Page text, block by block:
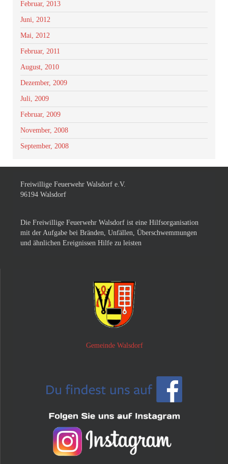
Februar, 2013
Juni, 2012
Mai, 2012
Februar, 2011
August, 2010
Dezember, 2009
Juli, 2009
Februar, 2009
November, 2008
September, 2008
Freiwillige Feuerwehr Walsdorf e.V.
96194 Walsdorf
Die Freiwillige Feuerwehr Walsdorf ist eine Hilfsorganisation
mit der Aufgabe bei Bränden, Unfällen, Überschwemmungen
und ähnlichen Ereignissen Hilfe zu leisten
Gemeinde Walsdorf